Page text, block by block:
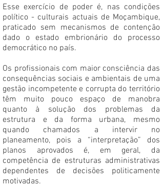
Esse exercício de poder é, nas condições
político - culturais actuais de Moçambique,
praticado sem mecanismos de contenção
dado o estado embrionário do processo
democrático no país.
Os profissionais com maior consciência das
consequências sociais e ambientais de uma
gestão incompetente e corrupta do território
têm muito pouco espaço de manobra
quanto à solução dos problemas da
estrutura e da forma urbana, mesmo
quando chamados a intervir no
planeamento, pois a “interpretação” dos
planos aprovados é, em geral, da
competência de estruturas administrativas
dependentes de decisões politicamente
motivadas.